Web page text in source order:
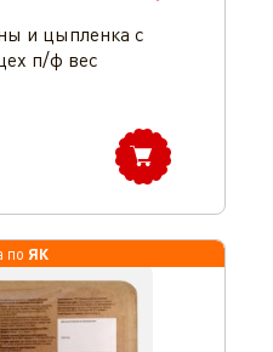
и цыпленка с
п/ф вес
по ЯК